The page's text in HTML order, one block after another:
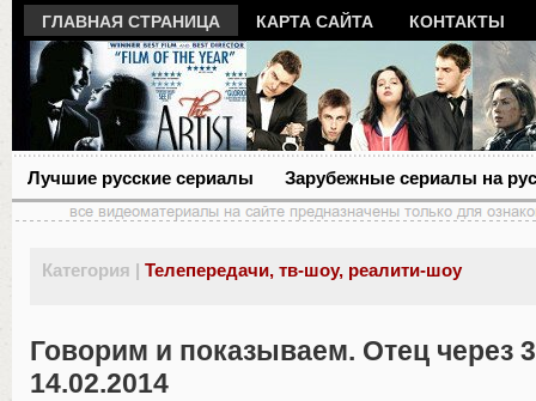
ГЛАВНАЯ СТРАНИЦА КАРТА САЙТА КОНТАКТЫ
Лучшие русские сериалы Зарубежные сериалы на
Категория | Телепередачи, тв-шоу, реалити-шоу
Говорим и показываем. Отец через
14.02.2014